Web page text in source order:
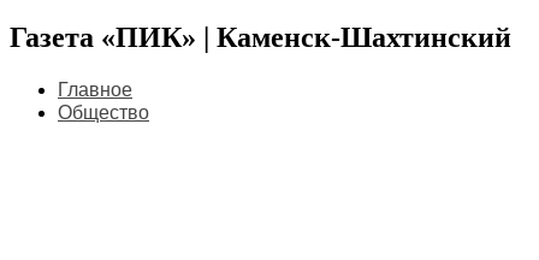
Газета «ПИК» | Каменск-Шахтинский
Главное
Общество